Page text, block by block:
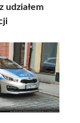
udziałem